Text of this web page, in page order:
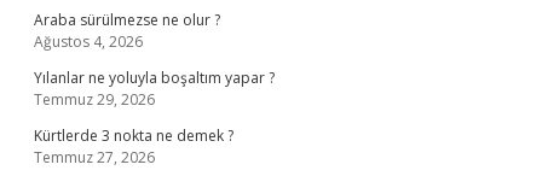
Araba sürülmezse ne olur ?
Ağustos 4, 2026
Yılanlar ne yoluyla boşaltım yapar ?
Temmuz 29, 2026
Kürtlerde 3 nokta ne demek ?
Temmuz 27, 2026